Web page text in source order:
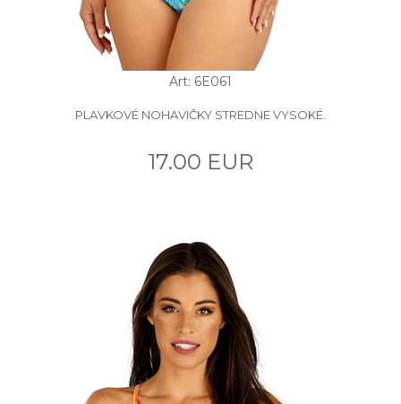
Art: 6E061
PLAVKOVÉ NOHAVIČKY STREDNE VYSOKÉ.
17.00 EUR